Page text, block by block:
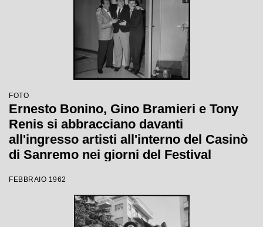
FOTO
Ernesto Bonino, Gino Bramieri e Tony
Renis si abbracciano davanti
all'ingresso artisti all'interno del Casinò
di Sanremo nei giorni del Festival
FEBBRAIO 1962